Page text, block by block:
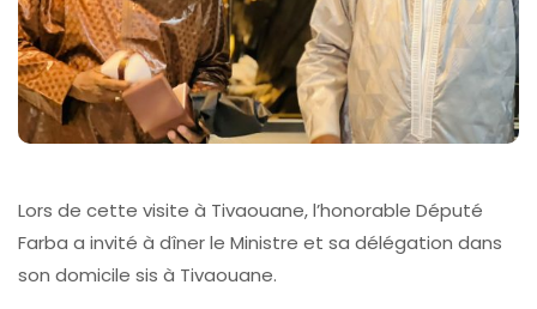
Lors de cette visite à Tivaouane, l’honorable Député
Farba a invité à dîner le Ministre et sa délégation dans
son domicile sis à Tivaouane.